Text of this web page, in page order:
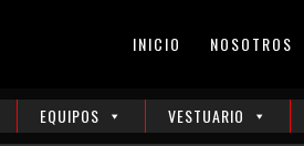
INICIO NOSOTROS
EQUIPOS VESTUARIO